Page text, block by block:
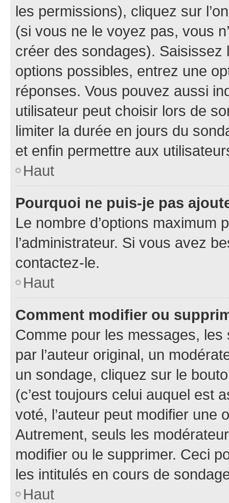
les permissions), cliquez sur
(si vous ne le voyez pas, vous
créer des sondages).
options possibles, entrez une
réponses. Vous pouvez aussi
utilisateur peut choisir lors de
limiter la durée en jours du
et enfin permettre aux
Haut
Pourquoi ne puis-je pas
Le nombre d’options maximum
l’administrateur. Si vous avez
contactez-le.
Haut
Comment modifier ou
Comme pour les messages,
par l’auteur original, un
un sondage, cliquez sur le
(c’est toujours celui auquel est
voté, l’auteur peut modifier une
Autrement, seuls les
modifier ou le supprimer. Ceci
les intitulés en cours de
Haut